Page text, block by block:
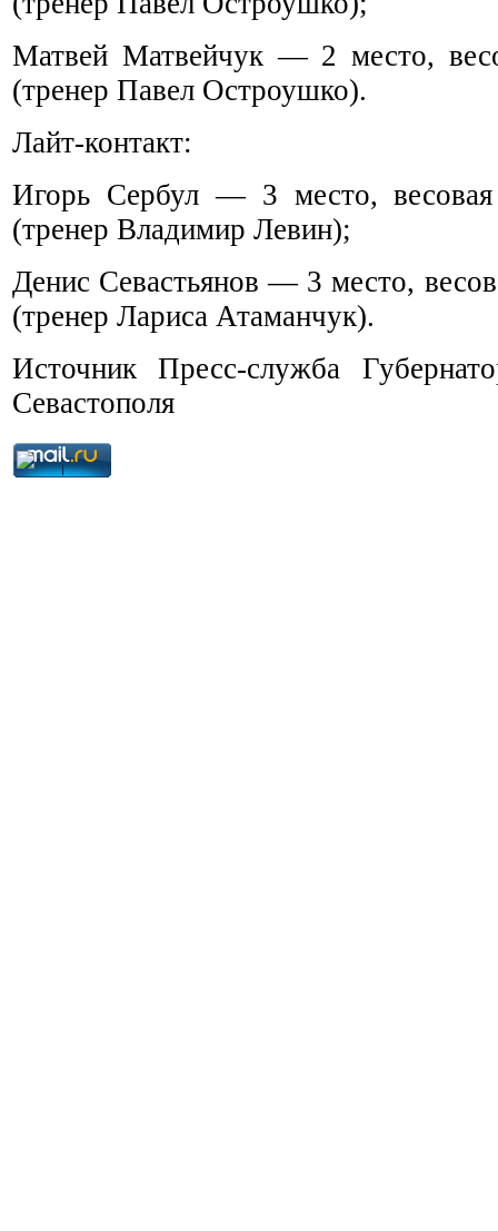
Матвей Матвейчук — 2 место,
(тренер Павел Остроушко).
Лайт-контакт:
Игорь Сербул — 3 место,
(тренер Владимир Левин);
Денис Севастьянов — 3 место,
(тренер Лариса Атаманчук).
Источник Пресс-служба
Севастополя